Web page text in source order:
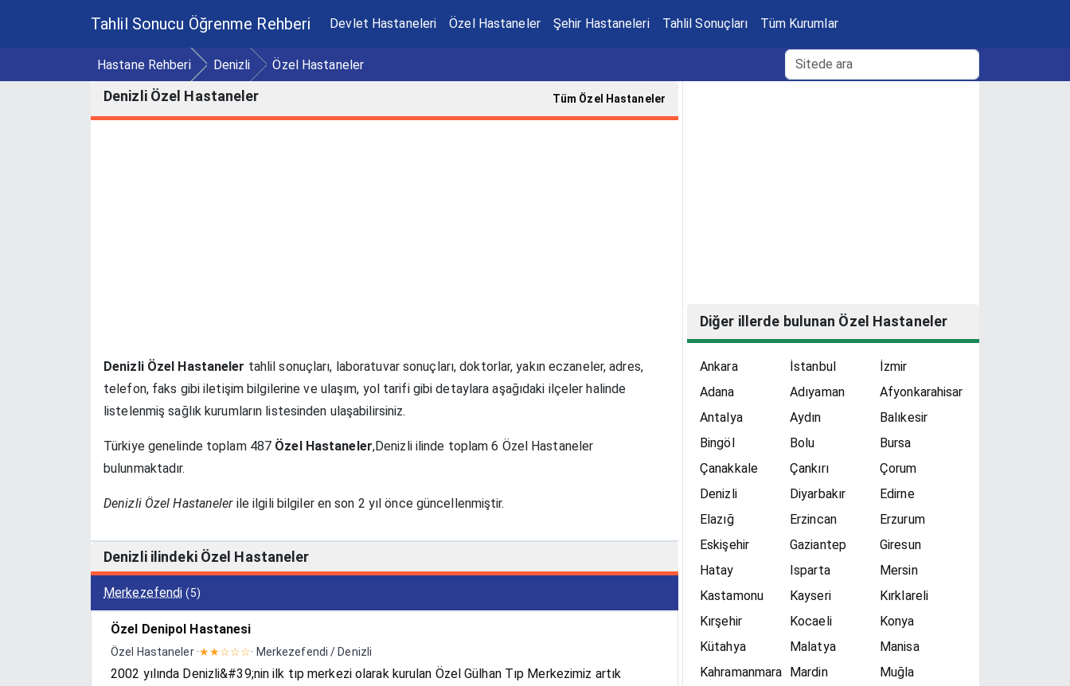
Tahlil Sonucu Öğrenme Rehberi Devlet Hastaneleri Özel Hastaneler Şehir Hastaneleri Tahlil Sonuçları Tüm Kurumlar
Hastane Rehberi Denizli Özel Hastaneler
Denizli Özel Hastaneler Tüm Özel Hastaneler
Denizli Özel Hastaneler tahlil sonuçları, laboratuvar sonuçları, doktorlar, yakın eczaneler, adres,
telefon, faks gibi iletişim bilgilerine ve ulaşım, yol tarifi gibi detaylara aşağıdaki ilçeler halinde
listelenmiş sağlık kurumların listesinden ulaşabilirsiniz.
Türkiye genelinde toplam 487 Özel Hastaneler,Denizli ilinde toplam 6 Özel Hastaneler
bulunmaktadır.
Denizli Özel Hastanelerile ilgili bilgiler en son 2 yıl önce güncellenmiştir.
Denizli ilindeki Özel Hastaneler
Merkezefendi (5)
Özel Denipol Hastanesi
Özel Hastaneler ·★★☆☆☆· Merkezefendi / Denizli
2002 yılında Denizli&#39;nin ilk tıp merkezi olarak kurulan Özel Gülhan Tıp Merkezimiz artık
Diğer illerde bulunan Özel Hastaneler
Ankara İstanbul
İzmir
Adana
Adıyaman
Afyonkarahisar
Antalya
Aydın
Balıkesir
Bingöl
Bolu
Bursa
Çanakkale
Çankırı
Çorum
Denizli
Diyarbakır
Edirne
Elazığ
Erzincan
Erzurum
Eskişehir
Gaziantep
Giresun
Hatay
Isparta
Mersin
Kastamonu
Kayseri
Kırklareli
Kırşehir
Kocaeli
Konya
Kütahya
Malatya
Manisa
Kahramanmara Mardin Muğla